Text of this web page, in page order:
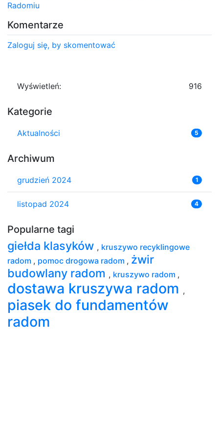
Radomiu
Komentarze
Zaloguj się, by skomentować
Wyświetleń: 916
Kategorie
Aktualności 5
Archiwum
grudzień 2024 1
listopad 2024 4
Popularne tagi
giełda klasyków , kruszywo recyklingowe
radom , pomoc drogowa radom , żwir
budowlany radom , kruszywo radom ,
dostawa kruszywa radom ,
piasek do fundamentów
radom